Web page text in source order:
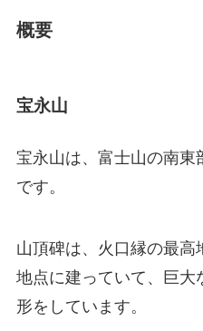
概要
宝永山
宝永山は、富士山の南東
です。
山頂碑は、火口縁の最
地点に建っていて、巨大
形をしています。